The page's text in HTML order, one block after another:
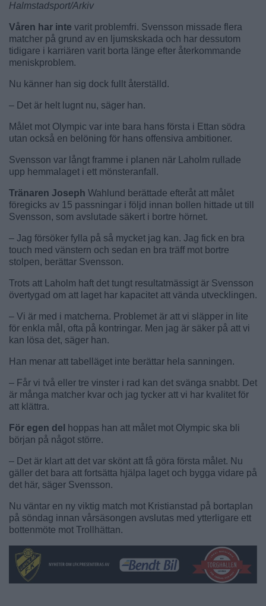
Halmstadsport/Arkiv
Våren har inte varit problemfri. Svensson missade flera
matcher på grund av en ljumskskada och har dessutom
tidigare i karriären varit borta länge efter återkommande
meniskproblem.
Nu känner han sig dock fullt återställd.
– Det är helt lugnt nu, säger han.
Målet mot Olympic var inte bara hans första i Ettan södra
utan också en belöning för hans offensiva ambitioner.
Svensson var långt framme i planen när Laholm rullade
upp hemmalaget i ett mönsteranfall.
Tränaren Joseph Wahlund berättade efteråt att målet
föregicks av 15 passningar i följd innan bollen hittade ut till
Svensson, som avslutade säkert i bortre hörnet.
– Jag försöker fylla på så mycket jag kan. Jag fick en bra
touch med vänstern och sedan en bra träff mot bortre
stolpen, berättar Svensson.
Trots att Laholm haft det tungt resultatmässigt är Svensson
övertygad om att laget har kapacitet att vända utvecklingen.
– Vi är med i matcherna. Problemet är att vi släpper in lite
för enkla mål, ofta på kontringar. Men jag är säker på att vi
kan lösa det, säger han.
Han menar att tabelläget inte berättar hela sanningen.
– Får vi två eller tre vinster i rad kan det svänga snabbt. Det
är många matcher kvar och jag tycker att vi har kvalitet för
att klättra.
För egen del
hoppas han att målet mot Olympic ska bli
början på något större.
– Det är klart att det var skönt att få göra första målet. Nu
gäller det bara att fortsätta hjälpa laget och bygga vidare på
det här, säger Svensson.
Nu väntar en ny viktig match mot Kristianstad på bortaplan
på söndag innan vårsäsongen avslutas med ytterligare ett
bottenmöte mot Trollhättan.